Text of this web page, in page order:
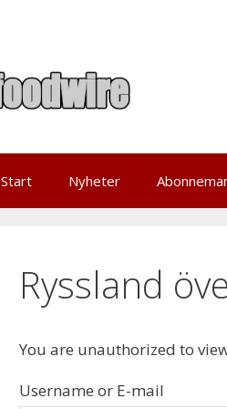
Start Nyheter
Ryssland
You are unauthorized to
Username or E-mail